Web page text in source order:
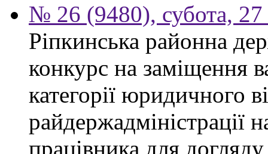
№ 26 (9480), субота, 27
Ріпкинська районна
конкурс на заміщення
категорії юридичного
райдержадміністрації
працівника для